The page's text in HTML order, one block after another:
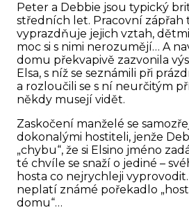
Peter a Debbie jsou typický
středních let. Pracovní zápřah
vyprazdňuje jejich vztah,
moc si s nimi nerozumějí… A
domu překvapivě zazvonila
Elsa, s níž se seznámili při
a rozloučili se s ní neurčitým
někdy musejí vidět.
Zaskočení manželé se
dokonalými hostiteli, jenže
„chybu“, že si Elsino jméno
té chvíle se snaží o jediné –
hosta co nejrychleji
neplatí známé pořekadlo
domu“…